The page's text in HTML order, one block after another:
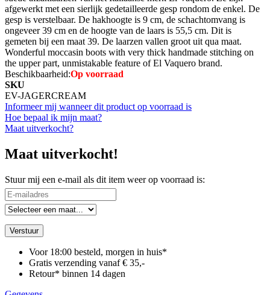
afgewerkt met een sierlijk gedetailleerde gesp rondom de enkel. De
gesp is verstelbaar. De hakhoogte is 9 cm, de schachtomvang is
ongeveer 39 cm en de hoogte van de laars is 55,5 cm. Dit is
gemeten bij een maat 39. De laarzen vallen groot uit qua maat.
Wonderful moccasin boots with very thick handmade stitching on
the upper part, unmistakable feature of El Vaquero brand.
Beschikbaarheid:Op voorraad
SKU
EV-JAGERCREAM
Informeer mij wanneer dit product op voorraad is
Hoe bepaal ik mijn maat?
Maat uitverkocht?
Maat uitverkocht!
Stuur mij een e-mail als dit item weer op voorraad is:
Verstuur
Voor 18:00 besteld, morgen in huis*
Gratis verzending vanaf € 35,-
Retour* binnen 14 dagen